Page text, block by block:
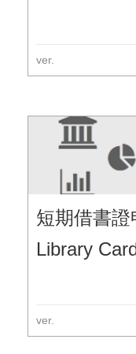
ver.
短期借書
Library
ver.